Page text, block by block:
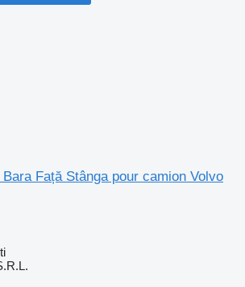
Față Stânga pour camion Volvo